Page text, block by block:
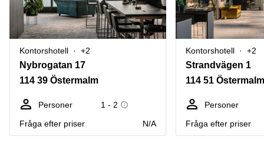
Industrilokaler
Butikslokaler
Verkstad
Mötesrum
kontor
Norrköping
Östermalm
Skåne
Älvsjö
Vasastan
Göteborg
Coworking
Stockholm
Kontorshotell
Malmö
Coworking
Malmö
Logga in
Kontorshotell +2
Nybrogatan 17
114 39 Östermalm
Personer
1 - 2
Fråga efter priser
N/A
Kontorshotell +2
Strandvägen 1
114 51 Östermalm
Personer
Fråga efter priser